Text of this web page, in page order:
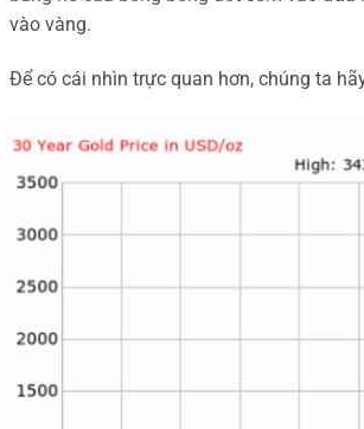
vào vàng.
Để có cái nhìn trực quan hơn, chúng ta